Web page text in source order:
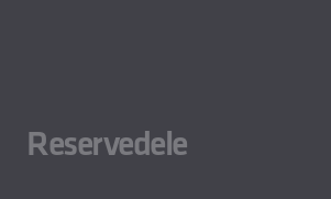
Reservedele